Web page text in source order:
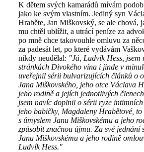
K dětem svých kamarádů mívám
jako ke svým vlastním. Jediný syn
Hraběte, Jan Miškovský, se ale chová,
mu chtěl ublížit, a utrácí peníze za
po mně chce takovouhle omluvu za
za padesát let, po které vydávám
nikdy neudělal: "Já, Ludvík Hess, jsem
stránkách Divokého vína i jinde v
uveřejnil sérii bulvarizujících článků o
Jana Miškovského, jeho otce Václava
jeho rodině a jejích jednotlivých
jsem navíc doplnil o sérii ryze
jeho babičky, Magdaleny Hrabětové, to
s úmyslem Janu Miškovskému a jeho
způsobit značnou újmu. Za své jednání
Janu Miškovskému a jeho rodině
Ludvík Hess."